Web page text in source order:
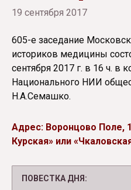
19 сентября 2017
605-е заседание
историков медицины
сентября 2017 г. в 16 ч. в
Национального НИИ
Н.А.Семашко.
Адрес: Воронцово Поле,
Курская» или
ПОВЕСТКА ДНЯ: